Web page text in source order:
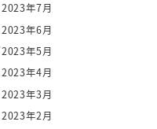
2023年7月
2023年6月
2023年5月
2023年4月
2023年3月
2023年2月